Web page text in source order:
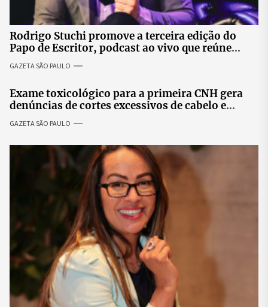
Rodrigo Stuchi promove a terceira edição do
Papo de Escritor, podcast ao vivo que reúne
especialistas para discutir saúde mental e
prosperidade.
GAZETA SÃO PAULO
Exame toxicológico para a primeira CNH gera
denúncias de cortes excessivos de cabelo e
revolta entre candidatas
GAZETA SÃO PAULO